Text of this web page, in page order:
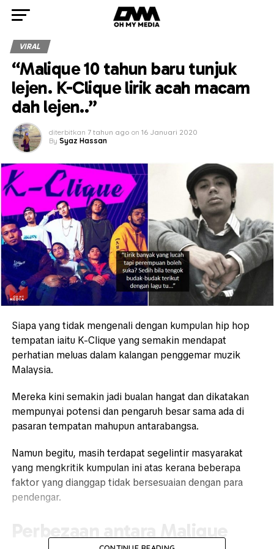
VIRAL
“Malique 10 tahun baru tunjuk
lejen. K-Clique lirik acah macam
dah lejen..”
diterbitkan 7 tahun ago on 16 Januari 2020
By Syaz Hassan
Siapa yang tidak mengenali dengan kumpulan hip hop
tempatan iaitu K-Clique yang semakin mendapat
perhatian meluas dalam kalangan penggemar muzik
Malaysia.
Mereka kini semakin jadi bualan hangat dan dikatakan
mempunyai potensi dan pengaruh besar sama ada di
pasaran tempatan mahupun antarabangsa.
Namun begitu, masih terdapat segelintir masyarakat
yang mengkritik kumpulan ini atas kerana beberapa
faktor yang dianggap tidak bersesuaian dengan para
pendengar.